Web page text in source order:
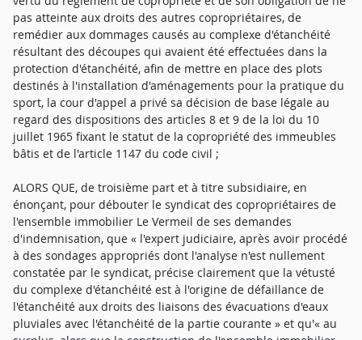
pas atteinte aux droits des autres copropriétaires, de
remédier aux dommages causés au complexe d'étanchéité
résultant des découpes qui avaient été effectuées dans la
protection d'étanchéité, afin de mettre en place des plots
destinés à l'installation d'aménagements pour la pratique du
sport, la cour d'appel a privé sa décision de base légale au
regard des dispositions des articles 8 et 9 de la loi du 10
juillet 1965 fixant le statut de la copropriété des immeubles
bâtis et de l'article 1147 du code civil ;
ALORS QUE, de troisième part et à titre subsidiaire, en
énonçant, pour débouter le syndicat des copropriétaires de
l'ensemble immobilier Le Vermeil de ses demandes
d'indemnisation, que « l'expert judiciaire, après avoir procédé
à des sondages appropriés dont l'analyse n'est nullement
constatée par le syndicat, précise clairement que la vétusté
du complexe d'étanchéité est à l'origine de défaillance de
l'étanchéité aux droits des liaisons des évacuations d'eaux
pluviales avec l'étanchéité de la partie courante » et qu'« au